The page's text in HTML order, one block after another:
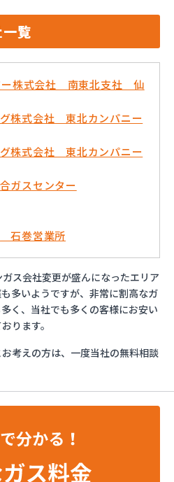
覧
ー株式会社 南東北支社 仙
株式会社 東北カンパニー
株式会社 東北カンパニー
ガスセンター
石巻営業所
会社 岩沼営業所
会社 仙台営業所
填所
塩釜ターミナル
店 石巻営業所
会社
ス会社変更が盛んになったエリア
多いようですが、非常に割高なガ
く、当社でも多くの客様にお安い
ります。
考えの方は、一度当社の無料相談